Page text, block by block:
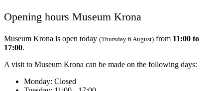
Opening hours Museum Krona
Museum Krona is open today (Thursday 6 August) from 11:00 to
17:00.
A visit to Museum Krona can be made on the following days:
Monday: Closed